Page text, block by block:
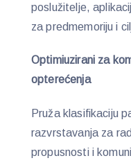
poslužitelje,
za predmemoriju i
Optimiuzirani za
opterećenja
Pruža klasifikaciju
razvrstavanja za
propusnosti i